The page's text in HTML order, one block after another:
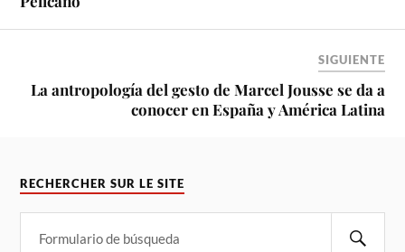
SIGUIENTE
La antropología del gesto de Marcel Jousse se da a
conocer en España y América Latina
RECHERCHER SUR LE SITE